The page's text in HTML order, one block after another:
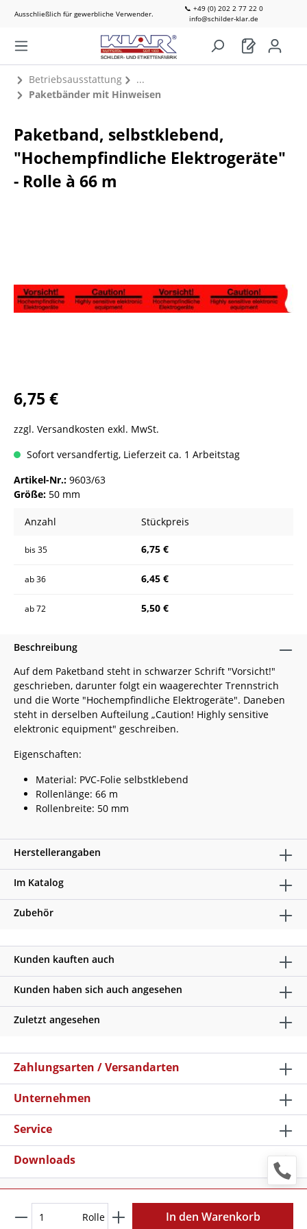
Ausschließlich für gewerbliche Verwender.
📞 +49 (0) 202 2 77 22 0
info@schilder-klar.de
Betriebsausstattung
Paketbänder mit Hinweisen
Paketband, selbstklebend,
"Hochempfindliche Elektrogeräte"
- Rolle à 66 m
6,75 €
zzgl. Versandkosten exkl. MwSt.
Rolle In den Warenkorb
Sofort versandfertig, Lieferzeit ca. 1 Arbeitstag
Artikel-Nr.: 9603/63
Größe: 50 mm
Anzahl Stückpreis
bis35 6,75 €
ab36 6,45 €
ab72 5,50 €
Beschreibung
Auf dem Paketband steht in schwarzer Schrift "Vorsicht!"
geschrieben, darunter folgt ein waagerechter Trennstrich
und die Worte "Hochempfindliche Elektrogeräte". Daneben
steht in derselben Aufteilung „Caution! Highly sensitive
elektronic equipment" geschreiben.
Eigenschaften:
Material: PVC-Folie selbstklebend
Rollenlänge: 66 m
Rollenbreite: 50 mm
Herstellerangaben
Im Katalog
Zubehör
Kunden kauften auch
Kunden haben sich auch angesehen
Zuletzt angesehen
Zahlungsarten / Versandarten
Unternehmen
Service
Downloads
Versandkosten
, wenn nicht anders beschrieben
Copyright © 2026 Schilder Klar - Alle Rechte vorbehalten